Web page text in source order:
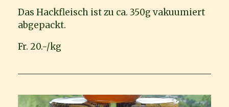
Das Hackfleisch ist zu ca. 350g vakuumiert
abgepackt.
Fr. 20.-/kg